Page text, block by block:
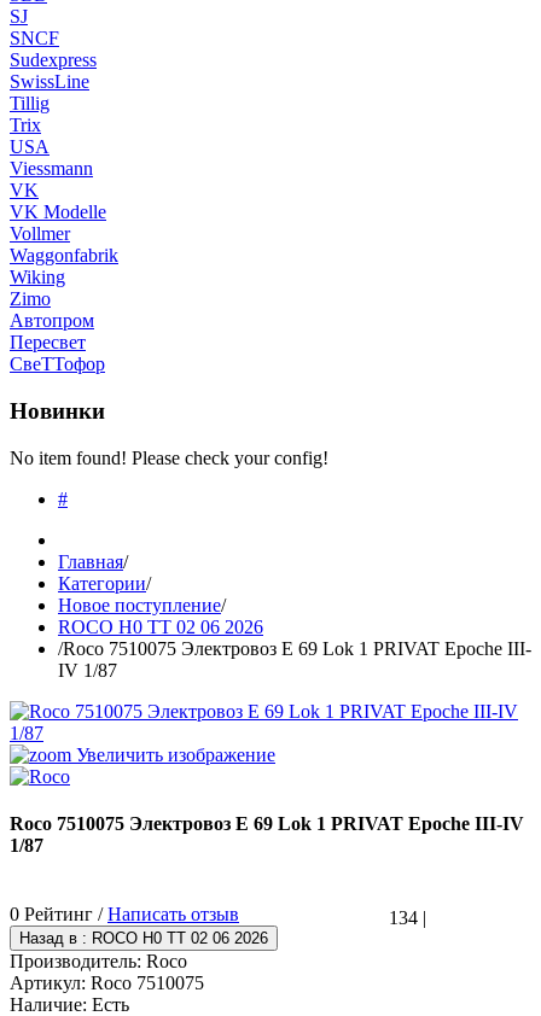
SJ
SNCF
Sudexpress
SwissLine
Tillig
Trix
USA
Viessmann
VK
VK Modelle
Vollmer
Waggonfabrik
Wiking
Zimo
Автопром
Пересвет
СвеТТофор
Новинки
No item found! Please check your config!
#
Главная/
Категории/
Новое поступление/
ROCO H0 TT 02 06 2026
/Roco 7510075 Электровоз E 69 Lok 1 PRIVAT Epoche III-
IV 1/87
Увеличить изображение
Roco 7510075 Электровоз E 69 Lok 1 PRIVAT Epoche III-IV
1/87
134 |
0 Рейтинг /Написать отзыв
Производитель: Roco
Артикул: Roco 7510075
Наличие: Есть